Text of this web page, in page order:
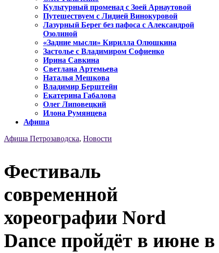
Культурный променад с Зоей Арнаутовой
Путешествуем с Лидией Винокуровой
Лазурный Берег без пафоса с Александрой
Озолиной
«Задние мысли» Кирилла Олюшкина
Застолье с Владимиром Софиенко
Ирина Савкина
Светлана Артемьева
Наталья Мешкова
Владимир Берштейн
Екатерина Габалова
Олег Липовецкий
Илона Румянцева
Афиша
Афиша Петрозаводска, Новости
Фестиваль
современной
хореографии Nord
Dance пройдёт в июне в